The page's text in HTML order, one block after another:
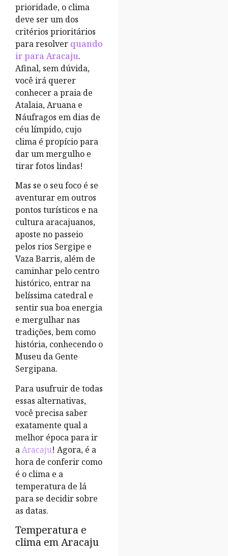
prioridade, o clima
deve ser um dos
critérios prioritários
para resolver quando
ir para Aracaju.
Afinal, sem dúvida,
você irá querer
conhecer a praia de
Atalaia, Aruana e
Náufragos em dias de
céu límpido, cujo
clima é propício para
dar um mergulho e
tirar fotos lindas!
Mas se o seu foco é se
aventurar em outros
pontos turísticos e na
cultura aracajuanos,
aposte no passeio
pelos rios Sergipe e
Vaza Barris, além de
caminhar pelo centro
histórico, entrar na
belíssima catedral e
sentir sua boa energia
e mergulhar nas
tradições, bem como
história, conhecendo o
Museu da Gente
Sergipana.
Para usufruir de todas
essas alternativas,
você precisa saber
exatamente qual a
melhor época para ir
aAracaju! Agora, é a
hora de conferir como
é o clima e a
temperatura de lá
para se decidir sobre
as datas.
Temperatura e
clima em Aracaju